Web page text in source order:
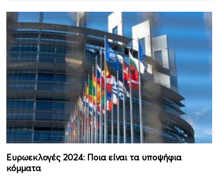
Ευρωεκλογές 2024: Ποια είναι τα υποψήφια
κόμματα